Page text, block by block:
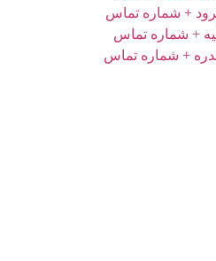
+ شماره تماس
+ شماره تماس
+ شماره تماس